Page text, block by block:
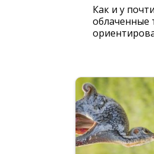
Как и у
облаченные